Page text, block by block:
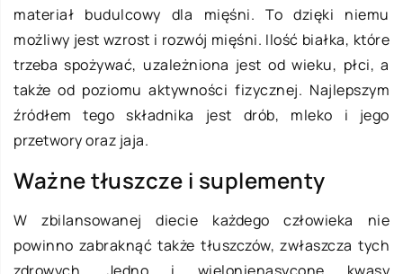
materiał budulcowy dla mięśni. To dzięki niemu
możliwy jest wzrost i rozwój mięśni. Ilość białka, które
trzeba spożywać, uzależniona jest od wieku, płci, a
także od poziomu aktywności fizycznej. Najlepszym
źródłem tego składnika jest drób, mleko i jego
przetwory oraz jaja.
Ważne tłuszcze i suplementy
W zbilansowanej diecie każdego człowieka nie
powinno zabraknąć także tłuszczów, zwłaszcza tych
zdrowych. Jedno i wielonienasycone kwasy